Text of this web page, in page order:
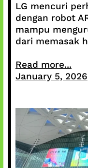
LG mencuri
dengan robot
mampu
dari memasak
Read more...
January 5, 2026